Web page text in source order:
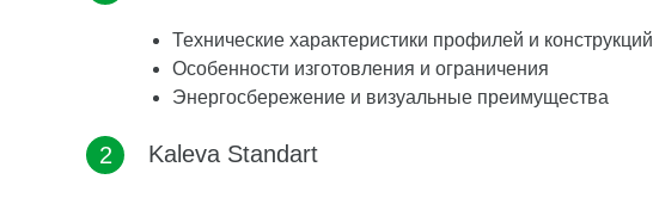
Технические характеристики профилей и конструкций
Особенности изготовления и ограничения
Энергосбережение и визуальные преимущества
Kaleva Standart